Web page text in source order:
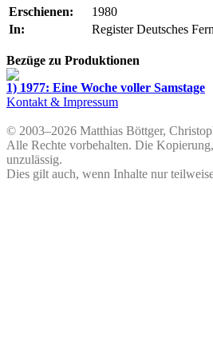
Erschienen:
1980
In:
Register Deutsches
Bezüge zu Produktionen
1) 1977: Eine Woche voller Samstage
Kontakt & Impressum
© 2003–2026 Matthias Böttger,
Alle Rechte vorbehalten. Die
unzulässig.
Dies gilt auch, wenn Inhalte nur